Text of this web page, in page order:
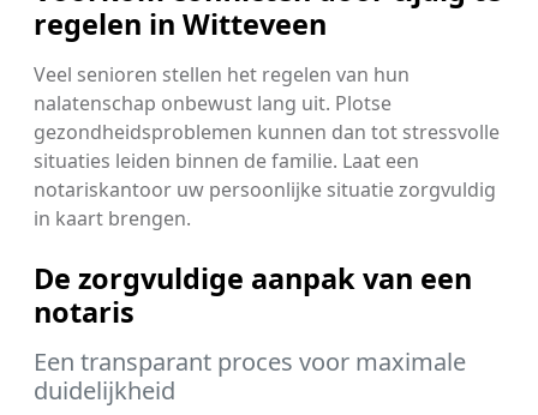
regelen in Witteveen
Veel senioren stellen het regelen van hun
nalatenschap onbewust lang uit. Plotse
gezondheidsproblemen kunnen dan tot stressvolle
situaties leiden binnen de familie. Laat een
notariskantoor uw persoonlijke situatie zorgvuldig
in kaart brengen.
De zorgvuldige aanpak van een
notaris
Een transparant proces voor maximale
duidelijkheid